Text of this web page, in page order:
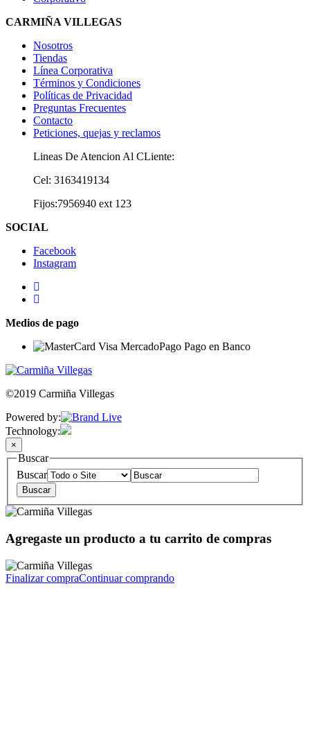
CARMIÑA VILLEGAS
Nosotros
Tiendas
Línea Corporativa
Términos y Condiciones
Políticas de Privacidad
Preguntas Frecuentes
Contacto
Peticiones, quejas y reclamos
Lineas De Atencion Al CLiente:
Cel: 3163419134
Fijos:7956940 ext 123
SOCIAL
Facebook
Instagram
Medios de pago
©2019 Carmiña Villegas
Powered by:
Technology:
×
Buscar
Buscar
Agregaste un producto a tu carrito de compras
Finalizar compraContinuar comprando